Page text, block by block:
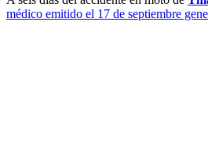
médico emitido el 17 de septiembre